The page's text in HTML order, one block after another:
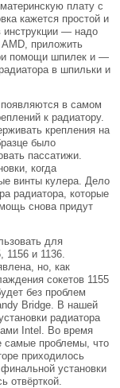
плату с
кажется простой и
инструкции — надо
AMD, приложить
помощи шпилек и —
в шпильки и
в самом
к радиатору.
крепления на
было
пассатижи.
когда
винты кулера. Дело
радиатора, которые
снова придут
для
и 1136.
но, как
сокетов 1155
без проблем
Bridge. В нашей
радиатора
Intel. Во время
самые проблемы, что
приходилось
установки
отвёрткой.